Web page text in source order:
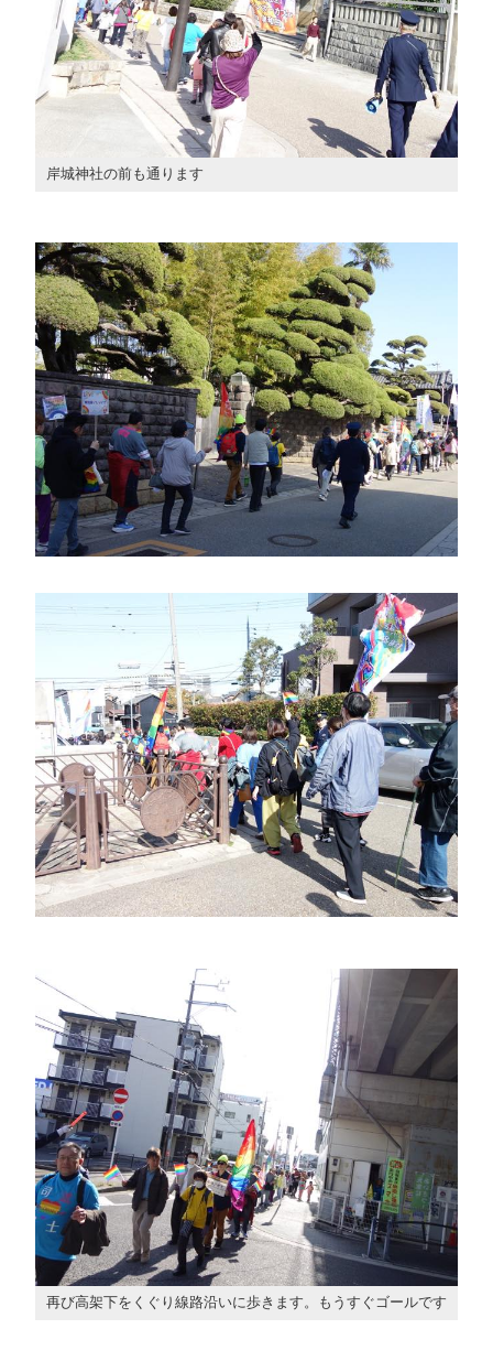
岸城神社の前も通ります
再び高架下をくぐり線路沿いに歩きます。もうすぐゴールです